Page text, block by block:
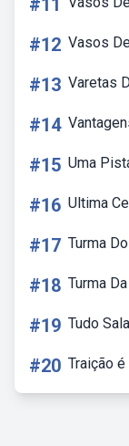
#11
#12 Vasos
#13 Varetas
#14
#15 Uma
#16 Ultima
#17 Turma
#18 Turma
#19 Tudo
#20 Traição